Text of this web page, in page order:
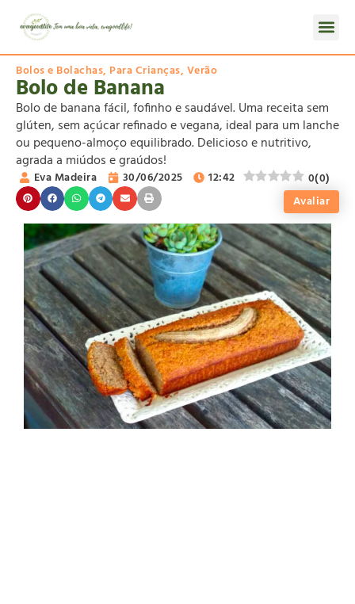
Bolos e Bolachas, Para Crianças, Verão
Bolo de Banana
Bolo de banana fácil, fofinho e saudável. Uma receita sem
glúten, sem açúcar refinado e vegana, ideal para um lanche
ou pequeno-almoço equilibrado. Delicioso e nutritivo,
agrada a miúdos e graúdos!
Eva Madeira 30/06/2025 12:42 0(0)
Avaliar